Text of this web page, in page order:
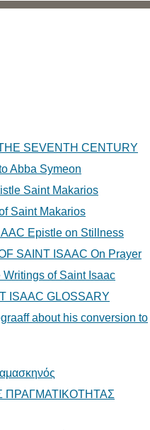
SEVENTH CENTURY
Abba Symeon
Saint Makarios
Saint Makarios
Epistle on Stillness
SAINT ISAAC On Prayer
Writings of Saint Isaac
ISAAC GLOSSARY
about his conversion to
ΠΡΑΓΜΑΤΙΚΟΤΗΤΑΣ